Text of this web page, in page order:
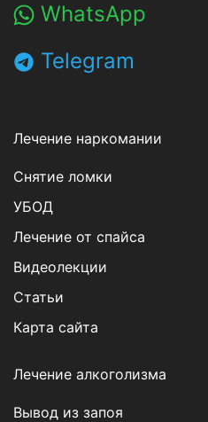
WhatsApp
Telegram
Лечение наркомании
Снятие ломки
УБОД
Лечение от спайса
Видеолекции
Статьи
Карта сайта
Лечение алкоголизма
Вывод из запоя